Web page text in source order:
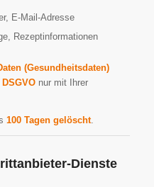
E-Mail-Adresse
Rezeptinformationen
(Gesundheitsdaten)
nur mit Ihrer
100 Tagen gelöscht.
Dienste